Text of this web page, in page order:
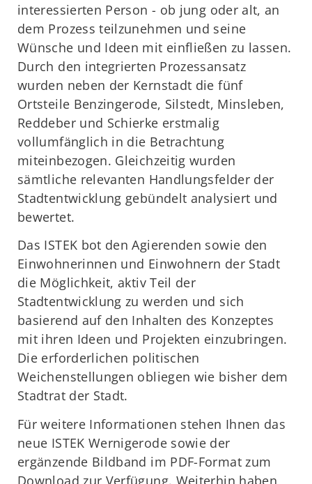
interessierten Person - ob jung oder alt, an
dem Prozess teilzunehmen und seine
Wünsche und Ideen mit einfließen zu lassen.
Durch den integrierten Prozessansatz
wurden neben der Kernstadt die fünf
Ortsteile Benzingerode, Silstedt, Minsleben,
Reddeber und Schierke erstmalig
vollumfänglich in die Betrachtung
miteinbezogen. Gleichzeitig wurden
sämtliche relevanten Handlungsfelder der
Stadtentwicklung gebündelt analysiert und
bewertet.
Das ISTEK bot den Agierenden sowie den
Einwohnerinnen und Einwohnern der Stadt
die Möglichkeit, aktiv Teil der
Stadtentwicklung zu werden und sich
basierend auf den Inhalten des Konzeptes
mit ihren Ideen und Projekten einzubringen.
Die erforderlichen politischen
Weichenstellungen obliegen wie bisher dem
Stadtrat der Stadt.
Für weitere Informationen stehen Ihnen das
neue ISTEK Wernigerode sowie der
ergänzende Bildband im PDF-Format zum
Download zur Verfügung. Weiterhin haben